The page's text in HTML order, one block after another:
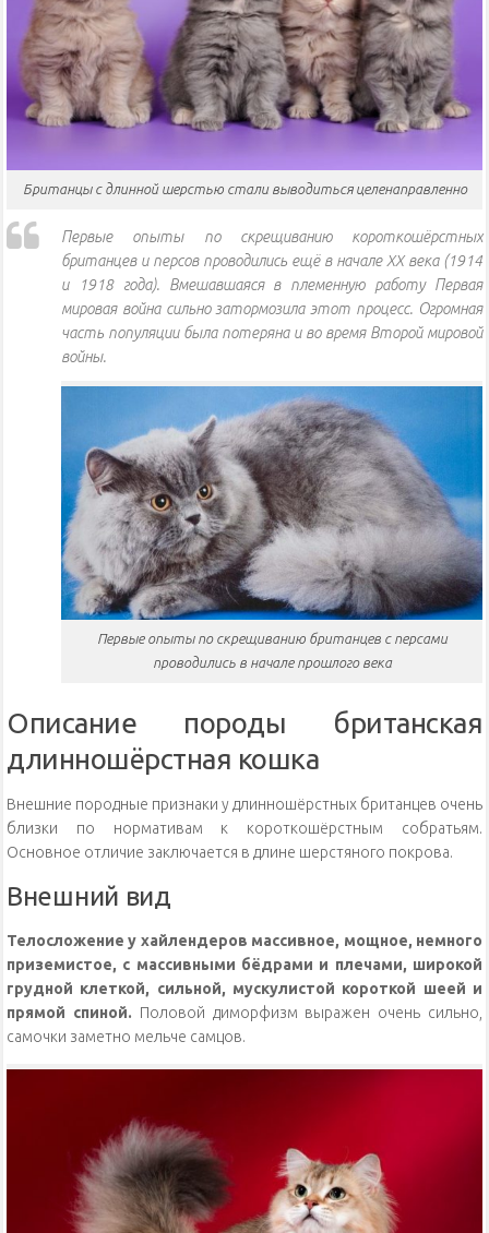
Британцы с длинной шерстью стали выводиться целенаправленно
Первые опыты по скрещиванию короткошёрстных
британцев и персов проводились ещё в начале XX века (1914
и 1918 года). Вмешавшаяся в племенную работу Первая
мировая война сильно затормозила этот процесс. Огромная
часть популяции была потеряна и во время Второй мировой
войны.
Первые опыты по скрещиванию британцев с персами
проводились в начале прошлого века
Описание породы британская
длинношёрстная кошка
Внешние породные признаки у длинношёрстных британцев очень
близки по нормативам к короткошёрстным собратьям.
Основное отличие заключается в длине шерстяного покрова.
Внешний вид
Телосложение у хайлендеров массивное, мощное, немного
приземистое, с массивными бёдрами и плечами, широкой
грудной клеткой, сильной, мускулистой короткой шеей и
прямой спиной. Половой диморфизм выражен очень сильно,
самочки заметно мельче самцов.